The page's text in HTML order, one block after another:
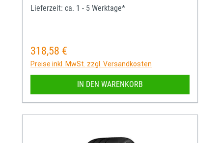
Lieferzeit: ca. 1 - 5 Werktage*
Regulärer Preis:
318,58 €
Preise inkl. MwSt. zzgl. Versandkosten
IN DEN WARENKORB